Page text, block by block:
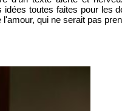
toutes faites pour les
qui ne serait pas